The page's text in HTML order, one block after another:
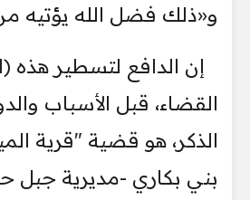
و«ذلك فضل الله يؤتيه
إن الدافع لتسطير هذه
القضاء، قبل الأسباب
الذكر، هو قضية "قرية